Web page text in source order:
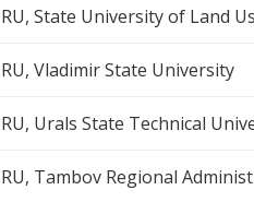
RU, State University of Land
RU, Vladimir State University
RU, Urals State Technical
RU, Tambov Regional